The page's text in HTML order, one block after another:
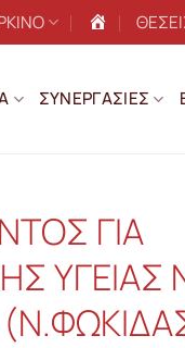
Αρχική
ΣΥΝΕΡΓΑΣΙΕΣ
ΓΙΑ
ΥΓΕΙΑΣ